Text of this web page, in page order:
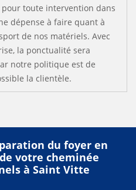
toute intervention dans
dépense à faire quant à
de nos matériels. Avec
la ponctualité sera
notre politique est de
la clientèle.
du foyer en
votre cheminée
à Saint Vitte